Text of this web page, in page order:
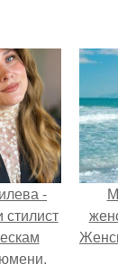
-
стилист